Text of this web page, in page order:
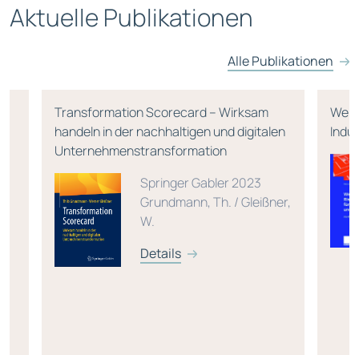
Aktuelle Publikationen
Alle Publikationen
Transformation Scorecard – Wirksam
handeln in der nachhaltigen und digitalen
Unternehmenstransformation
Springer Gabler 2023
Grundmann, Th. / Gleißner,
W.
Details